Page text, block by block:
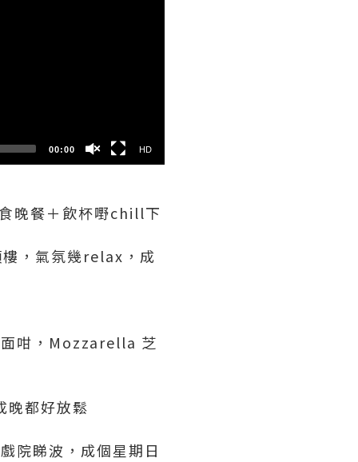
00:00 HD
晚餐＋飲杯嘢chill下
，氣氛幾relax，成
咁，Mozzarella 芝
都好放鬆
院睇波，成個星期日